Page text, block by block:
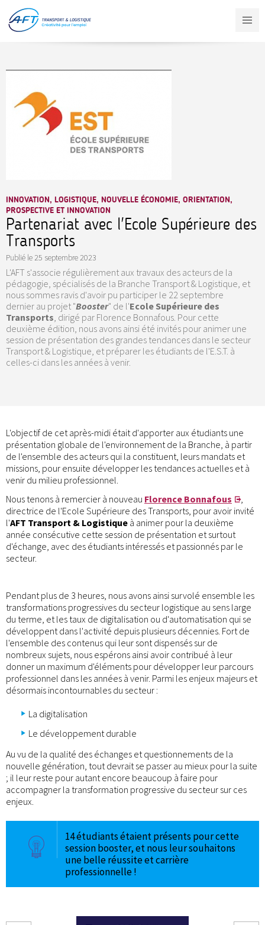
contenu
principal
INNOVATION, LOGISTIQUE, NOUVELLE ÉCONOMIE, ORIENTATION,
PROSPECTIVE ET INNOVATION
Partenariat avec l'Ecole Supérieure des
Transports
Publié le 25 septembre 2023
L'AFT s'associe régulièrement aux travaux des acteurs de la
pédagogie, spécialisés de la Branche Transport & Logistique, et
nous sommes ravis d'avoir pu participer le 22 septembre
dernier au projet "Booster" de l'Ecole Supérieure des
Transports, dirigé par Florence Bonnafous. Pour cette
deuxième édition, nous avons ainsi été invités pour animer une
session de présentation des grandes tendances dans le secteur
Transport & Logistique, et préparer les étudiants de l'E.S.T. à
celles-ci dans les années à venir.
L'objectif de cet après-midi était d'apporter aux étudiants une
présentation globale de l'environnement de la Branche, à partir
de l'ensemble des acteurs qui la constituent, leurs mandats et
missions, pour ensuite développer les tendances actuelles et à
venir du milieu professionnel.
Nous tenons à remercier à nouveau Florence Bonnafous
,
directrice de l'Ecole Supérieure des Transports, pour avoir invité
l'AFT Transport & Logistique à animer pour la deuxième
année consécutive cette session de présentation et surtout
d'échange, avec des étudiants intéressés et passionnés par le
secteur.
Pendant plus de 3 heures, nous avons ainsi survolé ensemble les
transformations progressives du secteur logistique au sens large
du terme, et les taux de digitalisation ou d'automatisation qui se
développent dans l'activité depuis plusieurs décennies. Fort de
l'ensemble des contenus qui leur sont dispensés sur de
nombreux sujets, nous espérons ainsi avoir contribué à leur
donner un maximum d'éléments pour développer leur parcours
professionnel dans les années à venir. Parmi les enjeux majeurs et
désormais incontournables du secteur :
La digitalisation
Le développement durable
Au vu de la qualité des échanges et questionnements de la
nouvelle génération, tout devrait se passer au mieux pour la suite
; il leur reste pour autant encore beaucoup à faire pour
accompagner la transformation progressive du secteur sur ces
enjeux.
14 étudiants étaient présents pour cette
session booster, et nous leur souhaitons
une belle réussite et carrière
professionnelle !